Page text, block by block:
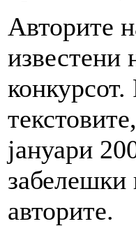
Авторите
известени
јануари
забелешки
авторите.